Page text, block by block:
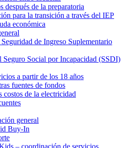
después de la preparatoria
para la transición a través del IEP
económica
de Ingreso Suplementario
Seguro Social por Incapacidad (SSDI)
a partir de los 18 años
fuentes de fondos
costos de la electricidad
general
Buy-In
– coordinación de servicios